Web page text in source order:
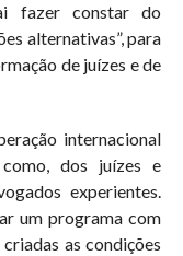
fazer constar do
alternativas”, para
de juízes e de
internacional
dos juízes e
experientes.
um programa com
as condições